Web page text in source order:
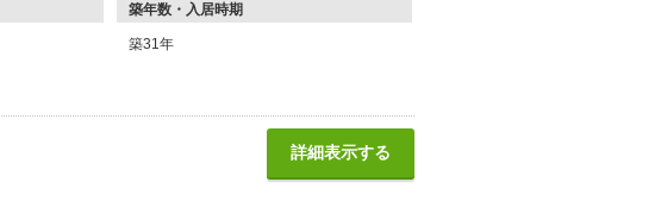
築年数・入居時期
築31年
詳細表示する